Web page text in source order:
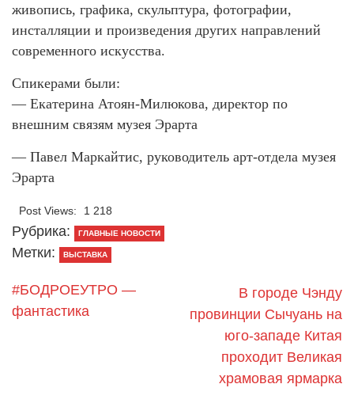
живопись, графика, скульптура, фотографии,
инсталляции и произведения других направлений
современного искусства.
Спикерами были:
— Екатерина Атоян-Милюкова, директор по
внешним связям музея Эрарта
— Павел Маркайтис, руководитель арт-отдела музея
Эрарта
Post Views: 1 218
Рубрика: ГЛАВНЫЕ НОВОСТИ
Метки: ВЫСТАВКА
#БОДРОЕУТРО —
фантастика
В городе Чэнду
провинции Сычуань на
юго-западе Китая
проходит Великая
храмовая ярмарка